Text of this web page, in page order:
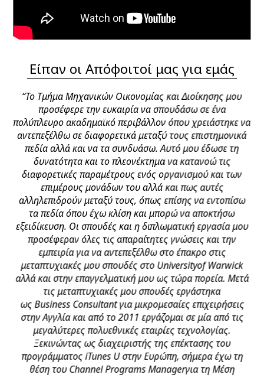
Είπαν οι Απόφοιτοί μας για εμάς
“Το Τμήμα Μηχανικών Οικονομίας και Διοίκησης μου
προσέφερε την ευκαιρία να σπουδάσω σε ένα
πολύπλευρο ακαδημαϊκό περιβάλλον όπου χρειάστηκε να
αντεπεξέλθω σε διαφορετικά μεταξύ τους επιστημονικά
πεδία αλλά και να τα συνδυάσω. Αυτό μου έδωσε τη
δυνατότητα και το πλεονέκτημα να κατανοώ τις
διαφορετικές παραμέτρους ενός οργανισμού και των
επιμέρους μονάδων του αλλά και πως αυτές
αλληλεπιδρούν μεταξύ τους, όπως επίσης να εντοπίσω
τα πεδία όπου έχω κλίση και μπορώ να αποκτήσω
εξειδίκευση. Οι σπουδές και η διπλωματική εργασία μου
προσέφεραν όλες τις απαραίτητες γνώσεις και την
εμπειρία για να αντεπεξέλθω στο έπακρο στις
μεταπτυχιακές μου σπουδές στο Universityof Warwick
αλλά και στην επαγγελματική μου ως τώρα πορεία. Μετά
τις μεταπτυχιακές μου σπουδές εργάστηκα
ως Business Consultant για μικρομεσαίες επιχειρήσεις
στην Αγγλία και από το 2011 εργάζομαι σε μία από τις
μεγαλύτερες πολυεθνικές εταιρίες τεχνολογίας.
Ξεκινώντας ως διαχειριστής της επέκτασης του
προγράμματος iTunes U στην Ευρώπη, σήμερα έχω τη
θέση του Channel Programs Managerγια τη Μέση